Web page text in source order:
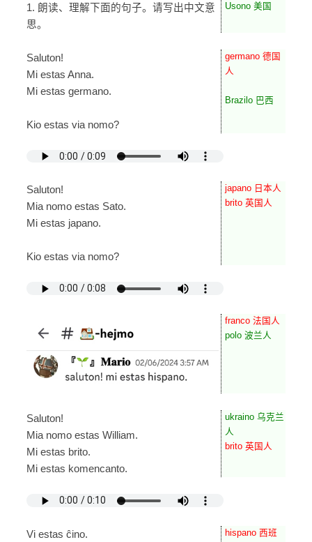
1. 朗读、理解下面的句子。请写出中文意
思。
Usono 美国
Saluton!
Mi estas Anna.
Mi estas germano.
Kio estas via nomo?
germano 德国
人
Brazilo 巴西
Saluton!
Mia nomo estas Sato.
Mi estas japano.
Kio estas via nomo?
japano 日本人
brito 英国人
franco 法国人
polo 波兰人
Saluton!
Mia nomo estas William.
Mi estas brito.
Mi estas komencanto.
ukraino 乌克兰
人
brito 英国人
Vi estas ĉino.
hispano 西班